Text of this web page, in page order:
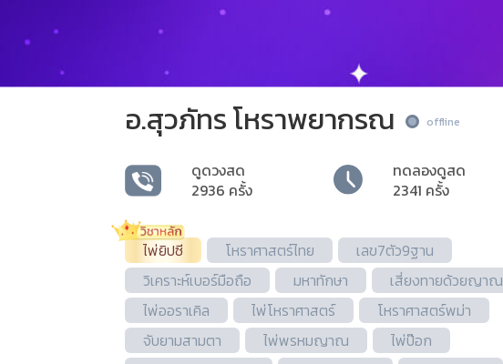
อ.สุวภัทร โหราพยากรณ offline
ดูดวงสด
2936 ครั้ง
ทดลองดูสด
2341 ครั้ง
ไพ่ยิปซี โหราศาสตร์ไทย
เลข7ตัว9ฐาน
วิเคราะห์เบอร์มือถือ
มหาทักษา
เสี่ยงทายด้วยญาณ
ไพ่ออราเคิล
ไพ่โหราศาสตร์
โหราศาสตร์พม่า
จับยามสามตา
ไพ่พรหมญาณ
ไพ่ป๊อก